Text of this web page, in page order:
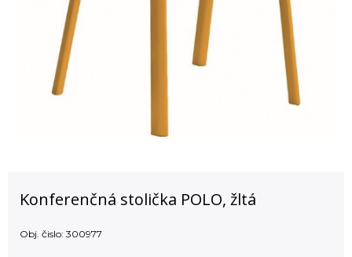
Konferenčná stolička POLO, žltá
Obj. čislo: 300977